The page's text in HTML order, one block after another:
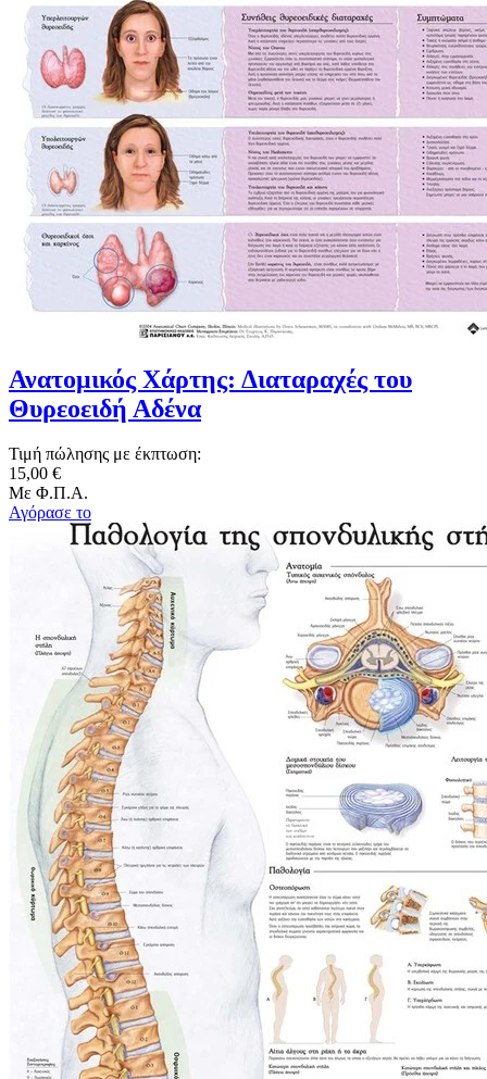
Ανατομικός Χάρτης: Διαταραχές του
Θυρεοειδή Αδένα
Τιμή πώλησης με έκπτωση:
15,00 €
Με Φ.Π.Α.
Αγόρασε το